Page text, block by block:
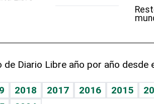
Diario Libre año por año desde
2018 2017 2016 2015